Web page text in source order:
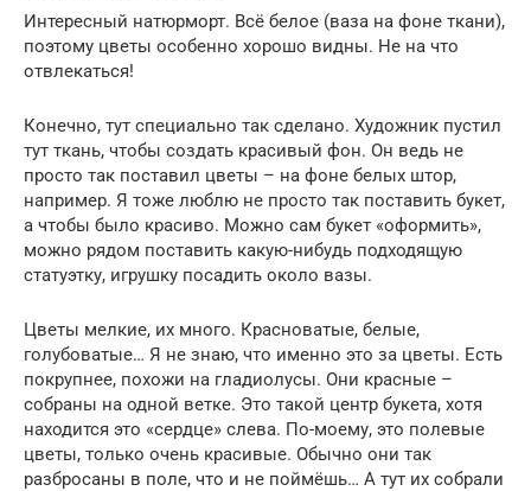
Интересный натюрморт. Всё белое (ваза на фоне ткани),
поэтому цветы особенно хорошо видны. Не на что
отвлекаться!
Конечно, тут специально так сделано. Художник пустил
тут ткань, чтобы создать красивый фон. Он ведь не
просто так поставил цветы – на фоне белых штор,
например. Я тоже люблю не просто так поставить букет,
а чтобы было красиво. Можно сам букет «оформить»,
можно рядом поставить какую-нибудь подходящую
статуэтку, игрушку посадить около вазы.
Цветы мелкие, их много. Красноватые, белые,
голубоватые… Я не знаю, что именно это за цветы. Есть
покрупнее, похожи на гладиолусы. Они красные –
собраны на одной ветке. Это такой центр букета, хотя
находится это «сердце» слева. По-моему, это полевые
цветы, только очень красивые. Обычно они так
разбросаны в поле, что и не поймёшь… А тут их собрали